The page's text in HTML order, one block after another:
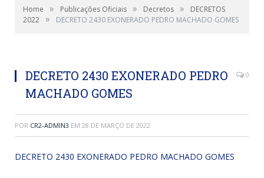
Home » Publicações Oficiais » Decretos »
DECRETOS
2022 » DECRETO 2430 EXONERADO PEDRO MACHADO GOMES
DECRETO 2430 EXONERADO PEDRO
MACHADO GOMES
0
POR CR2-ADMIN3 EM 28 DE MARÇO DE 2022
DECRETO 2430 EXONERADO PEDRO MACHADO GOMES